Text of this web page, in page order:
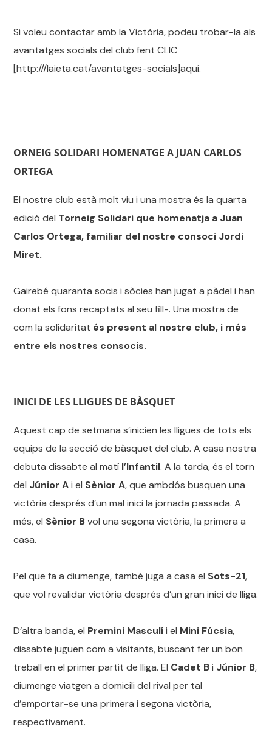
Si voleu contactar amb la Victòria, podeu trobar-la als
avantatges socials del club fent CLIC
[http:///laieta.cat/avantatges-socials]aquí.
ORNEIG SOLIDARI HOMENATGE A JUAN CARLOS
ORTEGA
El nostre club està molt viu i una mostra és la quarta
edició del Torneig Solidari que homenatja a Juan
Carlos Ortega, familiar del nostre consoci Jordi
Miret.
Gairebé quaranta socis i sòcies han jugat a pàdel i han
donat els fons recaptats al seu fill-. Una mostra de
com la solidaritat és present al nostre club, i més
entre els nostres consocis.
INICI DE LES LLIGUES DE BÀSQUET
Aquest cap de setmana s’inicien les lligues de tots els
equips de la secció de bàsquet del club. A casa nostra
debuta dissabte al matí l’Infantil. A la tarda, és el torn
del Júnior Ai el Sènior A, que ambdós busquen una
victòria després d’un mal inici la jornada passada. A
més, el Sènior Bvol una segona victòria, la primera a
casa.
Pel que fa a diumenge, també juga a casa el Sots-21,
que vol revalidar victòria després d’un gran inici de lliga.
D’altra banda, el Premini Masculíi el Mini Fúcsia,
dissabte juguen com a visitants, buscant fer un bon
treball en el primer partit de lliga. El Cadet Bi Júnior B,
diumenge viatgen a domicili del rival per tal
d’emportar-se una primera i segona victòria,
respectivament.